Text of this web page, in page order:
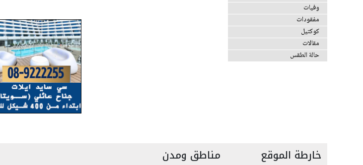
وفيات
مفقودات
كوكتيل
مقالات
حالة الطقس
خارطة الموقع مناطق ومدن